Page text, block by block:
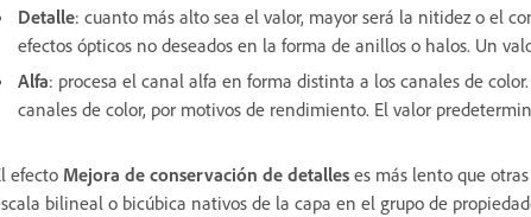
Detalle: cuanto más alto sea el valor, mayor será la nitidez o el
efectos ópticos no deseados en la forma de anillos o halos. Un
Alfa: procesa el canal alfa en forma distinta a los canales de
canales de color, por motivos de rendimiento. El valor
efecto Mejora de conservación de detalles es más lento que
bilineal o bicúbica nativos de la capa en el grupo de